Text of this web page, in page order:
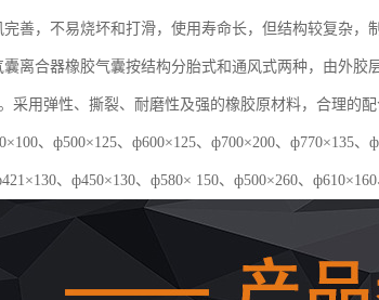
完善，不易烧坏和打滑，使用寿命长，但结构较复杂，
囊离合器橡胶气囊按结构分胎式和通风式两种，由外
采用弹性、撕裂、耐磨性及强的橡胶原材料，合理的
、ф500×125、ф600×125、ф700×200、ф770×135
、ф450×130、ф580× 150、ф500×260、